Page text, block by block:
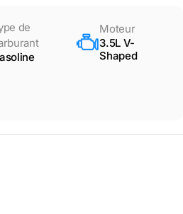
de
Moteur
3.5L V-
Shaped